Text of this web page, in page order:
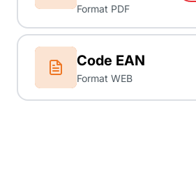
Format PDF
Code EAN
Format WEB